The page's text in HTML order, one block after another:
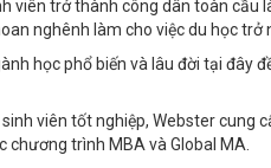
viên trở thành công dân toàn cầu
nghênh làm cho việc du học trở
học phổ biến và lâu đời tại đây
viên tốt nghiệp, Webster cung
chương trình MBA và Global MA.